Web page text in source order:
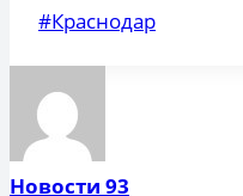
Метки
#Краснодар
Новости 93